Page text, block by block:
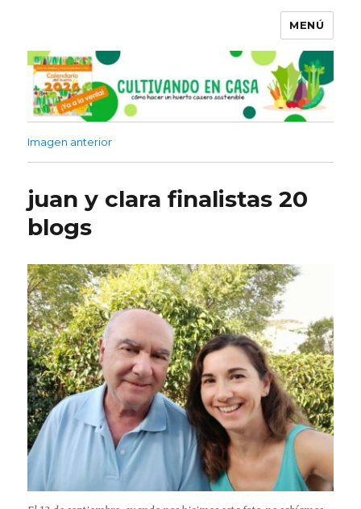
MENÚ
Imagen anterior
juan y clara finalistas 20
blogs